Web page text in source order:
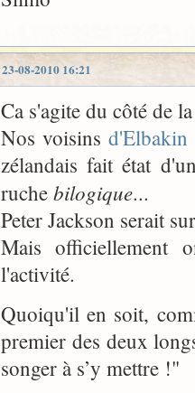
23-08-2010 16:21
Ca s'agite du côté de
Nos voisinsd'Elbakin
zélandais fait état
ruche bilogique...
Peter Jackson serait
Mais officiellement
l'activité.
Quoiqu'il en soit,
premier des deux
songer à s’y mettre !"